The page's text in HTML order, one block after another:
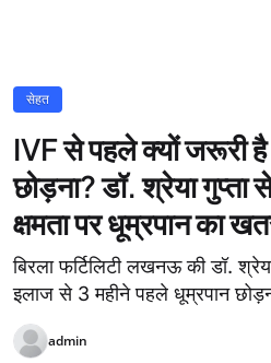
सेहत
IVF से पहले क्यों जरूरी
छोड़ना? डॉ. श्रेया गुप्ता
क्षमता पर धूम्रपान का
बिरला फर्टिलिटी लखनऊ की डॉ.
इलाज से 3 महीने पहले धूम्रपान
admin